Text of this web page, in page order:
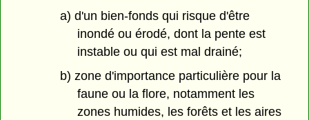
a) d'un bien-fonds qui risque d'être
inondé ou érodé, dont la pente est
instable ou qui est mal drainé;
b) zone d'importance particulière pour la
faune ou la flore, notamment les
zones humides, les forêts et les aires